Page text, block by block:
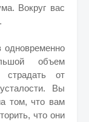
Вокруг вас
одновременно
объем
страдать от
Вы
том, что вам
что они